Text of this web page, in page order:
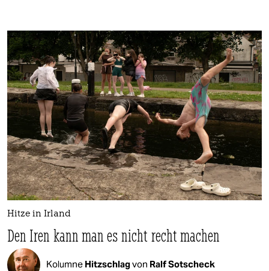
Hitze in Irland
Den Iren kann man es nicht recht machen
Kolumne Hitzschlagvon Ralf Sotscheck